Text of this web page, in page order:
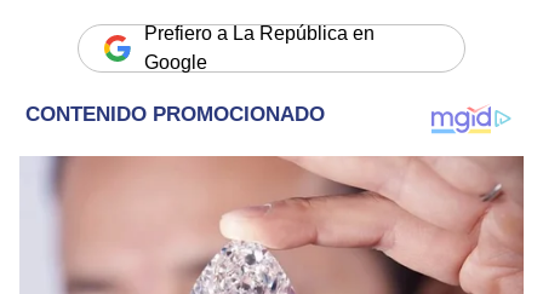
Prefiero a La República en
Google